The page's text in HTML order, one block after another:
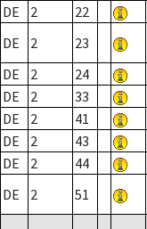
DE
2 22
DE
2 23
DE
2 24
DE
2 33
DE
2 41
DE
2 43
DE
2 44
DE
2 51